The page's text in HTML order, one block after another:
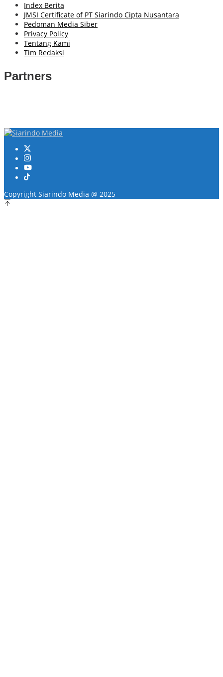
Index Berita
JMSI Certificate of PT Siarindo Cipta Nusantara
Pedoman Media Siber
Privacy Policy
Tentang Kami
Tim Redaksi
Partners
Copyright Siarindo Media @ 2025